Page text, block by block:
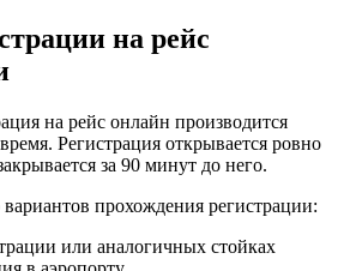
на рейс
на рейс онлайн производится
Регистрация открывается ровно
за 90 минут до него.
прохождения регистрации:
или аналогичных стойках